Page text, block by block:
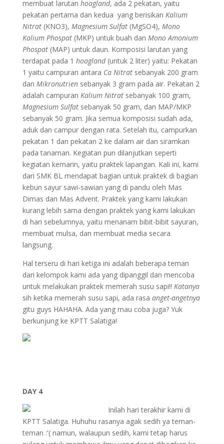
membuat larutan hoagland, ada 2 pekatan, yaitu
pekatan pertama dan kedua yang berisikan Kalium
Nitrat(KNO3), Magnesium Sulfat(MgSO4), Mono
Kalium Phospat(MKP) untuk buah dan Mono Amonium
Phospat(MAP) untuk daun. Komposisi larutan yang
terdapat pada 1 hoagland (untuk 2 liter) yaitu: Pekatan
1 yaitu campuran antara Ca Nitratsebanyak 200 gram
dan Mikronutrien sebanyak 3 gram pada air. Pekatan 2
adalah campuran Kalium Nitratsebanyak 100 gram,
Magnesium Sulfat sebanyak 50 gram, dan MAP/MKP
sebanyak 50 gram. Jika semua komposisi sudah ada,
aduk dan campur dengan rata. Setelah itu, campurkan
pekatan 1 dan pekatan 2 ke dalam air dan siramkan
pada tanaman. Kegiatan pun dilanjutkan seperti
kegiatan kemarin, yaitu praktek lapangan. Kali ini, kami
dari SMK BL mendapat bagian untuk praktek di bagian
kebun sayur sawi-sawian yang di pandu oleh Mas
Dimas dan Mas Advent. Praktek yang kami lakukan
kurang lebih sama dengan praktek yang kami lakukan
di hari sebelumnya, yaitu menanam bibit-bibit sayuran,
membuat mulsa, dan membuat media secara
langsung.
Hal terseru di hari ketiga ini adalah beberapa teman
dari kelompok kami ada yang dipanggil dan mencoba
untuk melakukan praktek memerah susu sapi!! Katanya
sih ketika memerah susu sapi, ada rasa anget-angetnya
gitu guys HAHAHA. Ada yang mau coba juga? Yuk
berkunjung ke KPTT Salatiga!
DAY 4
Inilah hari terakhir kami di
KPTT Salatiga. Huhuhu rasanya agak sedih ya teman-
teman :'( namun, walaupun sedih, kami tetap harus